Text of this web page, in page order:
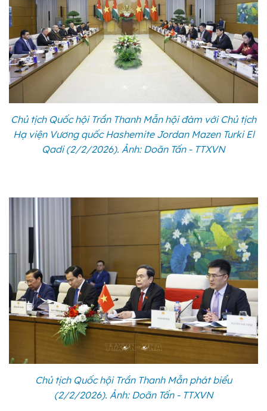
Chủ tịch Quốc hội Trần Thanh Mẫn hội đàm với Chủ tịch
Hạ viện Vương quốc Hashemite Jordan Mazen Turki El
Qadi (2/2/2026). Ảnh: Doãn Tấn - TTXVN
Chủ tịch Quốc hội Trần Thanh Mẫn phát biểu
(2/2/2026). Ảnh: Doãn Tấn - TTXVN